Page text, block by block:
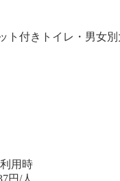
ト付きトイレ・男女
用時
円/人